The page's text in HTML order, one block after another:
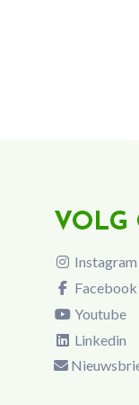
VOLG
Instagram
Facebook
Youtube
Linkedin